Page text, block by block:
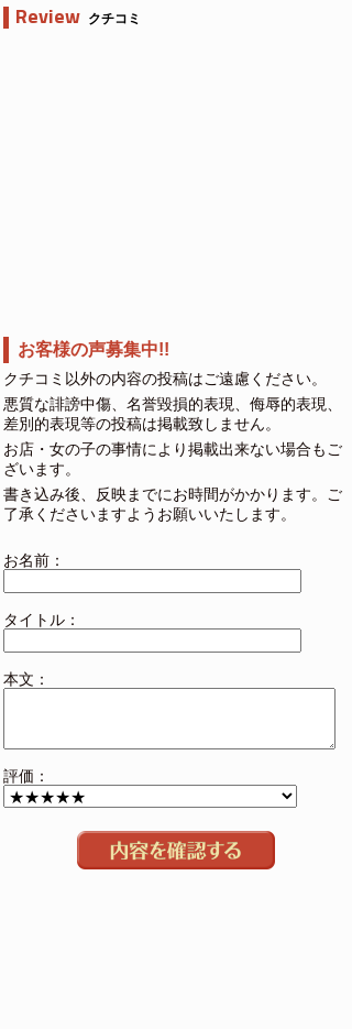
Review クチコミ
お客様の声募集中!!
クチコミ以外の内容の投稿はご遠慮ください。
悪質な誹謗中傷、名誉毀損的表現、侮辱的表現、
差別的表現等の投稿は掲載致しません。
お店・女の子の事情により掲載出来ない場合もご
ざいます。
書き込み後、反映までにお時間がかかります。ご
了承くださいますようお願いいたします。
お名前：
タイトル：
本文：
評価：